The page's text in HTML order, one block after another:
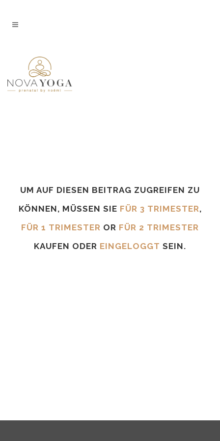
UM AUF DIESEN BEITRAG ZUGREIFEN ZU
KÖNNEN, MÜSSEN SIE FÜR 3 TRIMESTER,
FÜR 1 TRIMESTER OR FÜR 2 TRIMESTER
KAUFEN ODER EINGELOGGT SEIN.